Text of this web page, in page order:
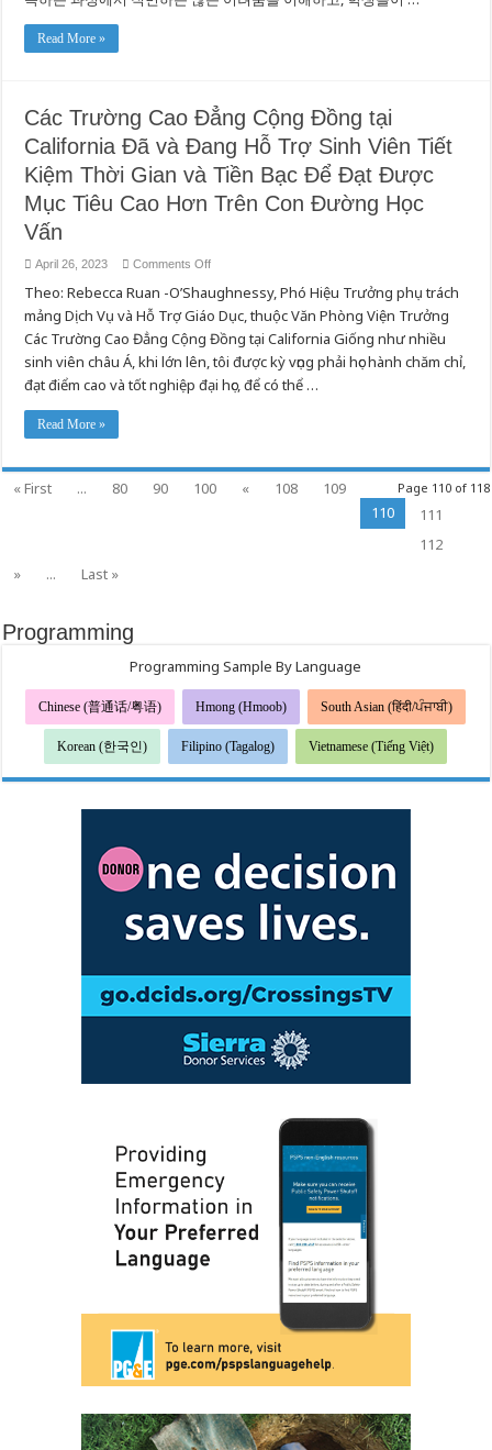
리
이
대
학
교
성
는
시
간
과
용
수
있
Read More »
Các Trường Cao Đẳng Cộng Đồng tại
California Đã và Đang Hỗ Trợ Sinh Viên Tiết
Kiệm Thời Gian và Tiền Bạc Để Đạt Được
Mục Tiêu Cao Hơn Trên Con Đường Học
Vấn
April 26, 2023 Comments Offon
Trường
Cao
Đẳng
Cộng
Đồng
tại
California
Đã
và
Tiết
Kiệm
Con
Vấn
Theo: Rebecca Ruan -O’Shaughnessy, Phó Hiệu Trưởng phụ trách
mảng Dịch Vụ và Hỗ Trợ Giáo Dục, thuộc Văn Phòng Viện Trưởng
Các Trường Cao Đẳng Cộng Đồng tại California Giống như nhiều
sinh viên châu Á, khi lớn lên, tôi được kỳ vọng phải học hành chăm chỉ,
đạt điểm cao và tốt nghiệp đại học, để có thể …
Read More »
Page 110 of 118
« First ... 80 90 100 « 108
109
110
111
112
»
... Last »
Programming
Programming Sample By Language
Chinese (普通话/粤语) Hmong (Hmoob) South Asian (हिंदी/ਪੰਜਾਬੀ)
Korean (한국인) Filipino (Tagalog) Vietnamese (Tiếng Việt)